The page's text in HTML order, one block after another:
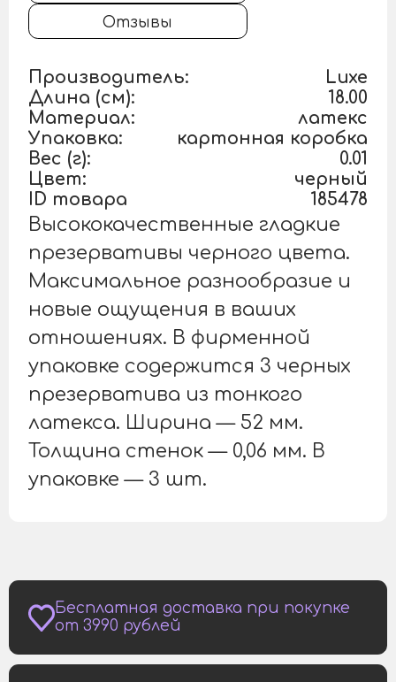
Отзывы
Производитель:
Luxe
Длина (см):
18.00
Материал:
латекс
Упаковка:
картонная коробка
Вес (г):
0.01
Цвет:
черный
ID товара
185478
Высококачественные гладкие
презервативы черного цвета.
Максимальное разнообразие и
новые ощущения в ваших
отношениях. В фирменной
упаковке содержится 3 черных
презерватива из тонкого
латекса. Ширина — 52 мм.
Толщина стенок — 0,06 мм. В
упаковке — 3 шт.
Бесплатная доставка при покупке
от 3990 рублей